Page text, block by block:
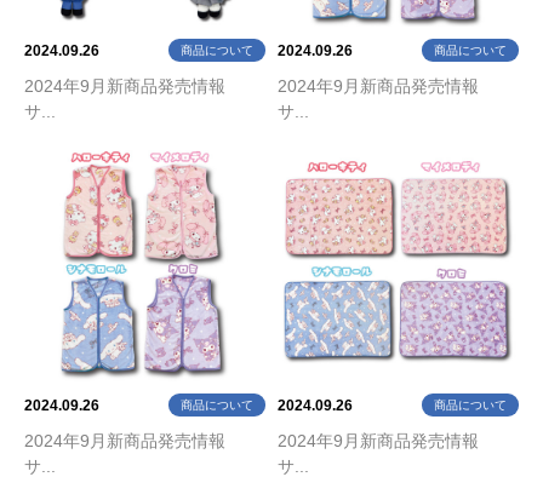
2024.09.26 商品について
2024年9月新商品発売情報
サ...
2024.09.26 商品について
2024年9月新商品発売情報
サ...
2024.09.26 商品について
2024年9月新商品発売情報
サ...
2024.09.26 商品について
2024年9月新商品発売情報
サ...